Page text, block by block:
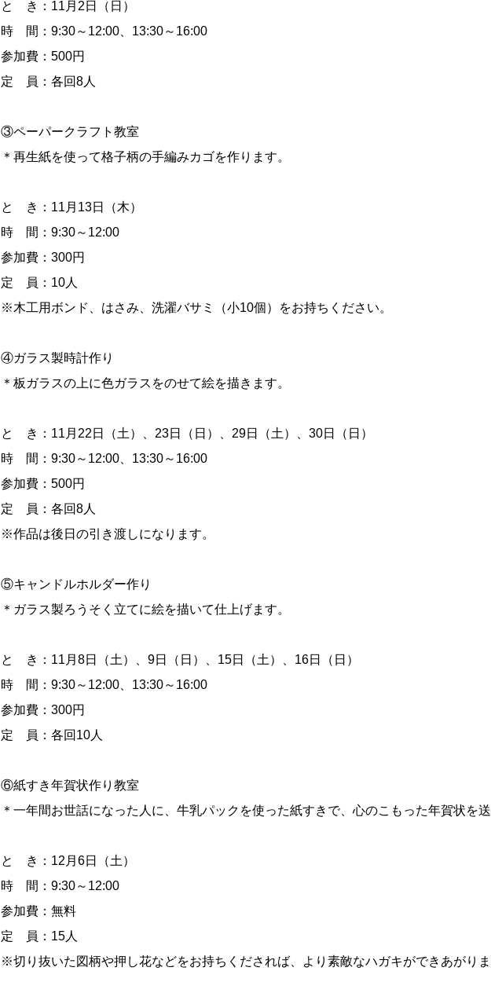
と き：11月2日（日）
時 間：9:30～12:00、13:30～16:00
参加費：500円
定 員：各回8人
③ペーパークラフト教室
＊再生紙を使って格子柄の手編みカゴを作ります。
と き：11月13日（木）
時 間：9:30～12:00
参加費：300円
定 員：10人
※木工用ボンド、はさみ、洗濯バサミ（小10個）をお持ちください。
④ガラス製時計作り
＊板ガラスの上に色ガラスをのせて絵を描きます。
と き：11月22日（土）、23日（日）、29日（土）、30日（日）
時 間：9:30～12:00、13:30～16:00
参加費：500円
定 員：各回8人
※作品は後日の引き渡しになります。
⑤キャンドルホルダー作り
＊ガラス製ろうそく立てに絵を描いて仕上げます。
と き：11月8日（土）、9日（日）、15日（土）、16日（日）
時 間：9:30～12:00、13:30～16:00
参加費：300円
定 員：各回10人
⑥紙すき年賀状作り教室
＊一年間お世話になった人に、牛乳パックを使った紙すきで、心のこもった年賀状を送
と き：12月6日（土）
時 間：9:30～12:00
参加費：無料
定 員：15人
※切り抜いた図柄や押し花などをお持ちくだされば、より素敵なハガキができあがりま